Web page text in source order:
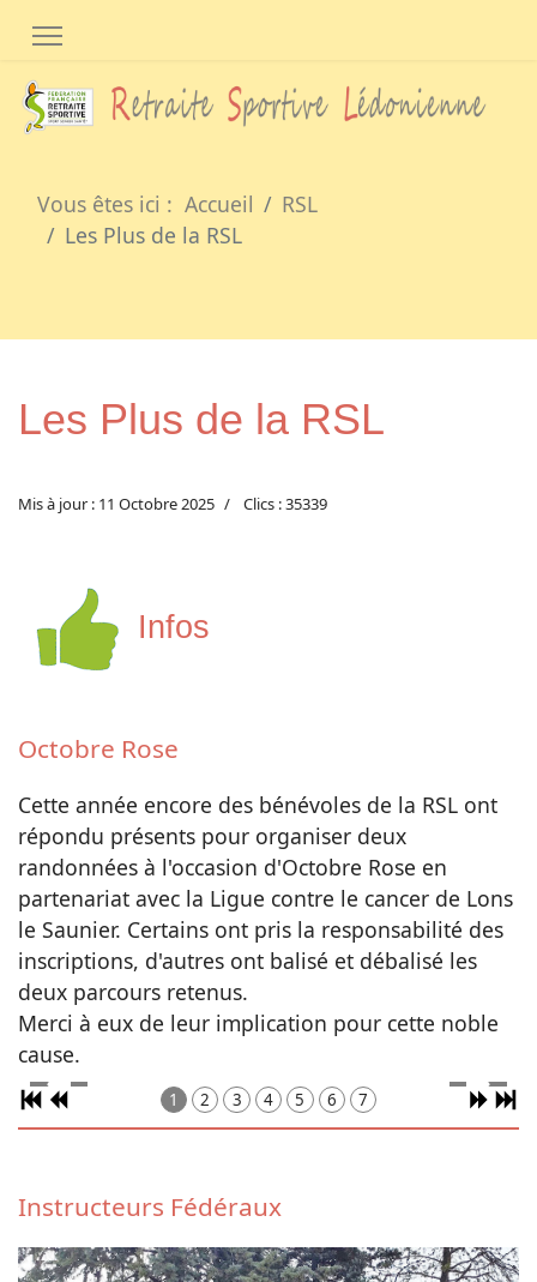
Vous êtes ici : Accueil
RSL
Les Plus de la RSL
Les Plus de la RSL
Mis à jour : 11 Octobre 2025 Clics : 35339
Infos
Octobre Rose
Cette année encore des bénévoles de la RSL ont
répondu présents pour organiser deux
randonnées à l'occasion d'Octobre Rose en
partenariat avec la Ligue contre le cancer de Lons
le Saunier. Certains ont pris la responsabilité des
inscriptions, d'autres ont balisé et débalisé les
deux parcours retenus.
Merci à eux de leur implication pour cette noble
cause.
1 2 3 4 5 6 7
Instructeurs Fédéraux